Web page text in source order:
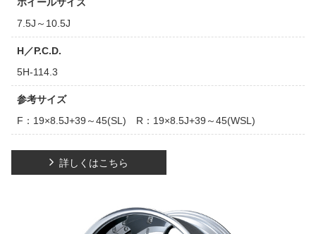
ホイールサイズ
7.5J～10.5J
H／P.C.D.
5H-114.3
参考サイズ
F：19×8.5J+39～45(SL) R：19×8.5J+39～45(WSL)
詳しくはこちら